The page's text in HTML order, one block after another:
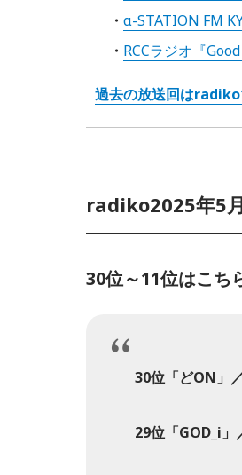
α-STATION FM
RCCラジオ『
過去の放送回はradiko
radiko2025年5
30位～11位はこち
30位「どON」
29位「GOD_i